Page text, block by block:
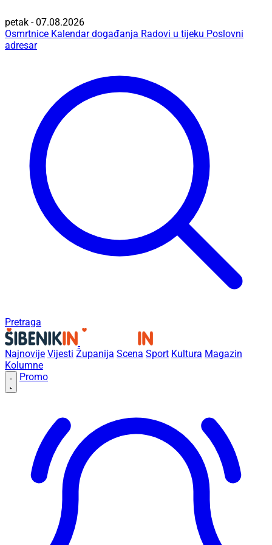
petak - 07.08.2026
Osmrtnice Kalendar događanja Radovi u tijeku Poslovni
adresar
Pretraga
Najnovije Vijesti Županija Scena Sport Kultura Magazin
Kolumne
Promo